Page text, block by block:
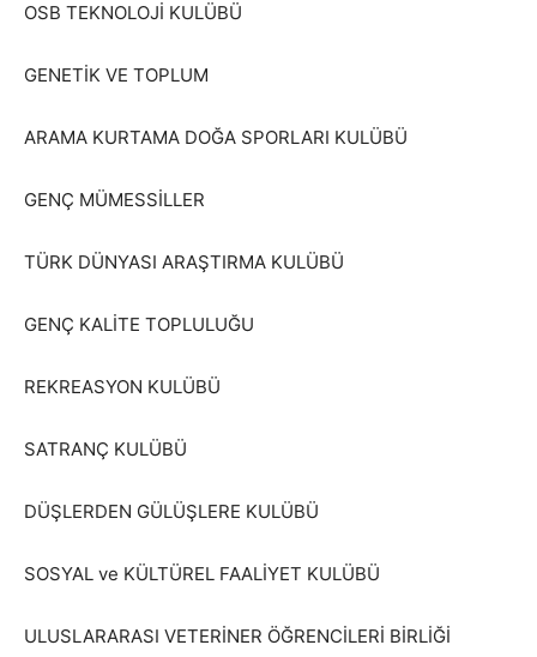
OSB TEKNOLOJİ KULÜBÜ
GENETİK VE TOPLUM
ARAMA KURTAMA DOĞA SPORLARI KULÜBÜ
GENÇ MÜMESSİLLER
TÜRK DÜNYASI ARAŞTIRMA KULÜBÜ
GENÇ KALİTE TOPLULUĞU
REKREASYON KULÜBÜ
SATRANÇ KULÜBÜ
DÜŞLERDEN GÜLÜŞLERE KULÜBÜ
SOSYAL ve KÜLTÜREL FAALİYET KULÜBÜ
ULUSLARARASI VETERİNER ÖĞRENCİLERİ BİRLİĞİ